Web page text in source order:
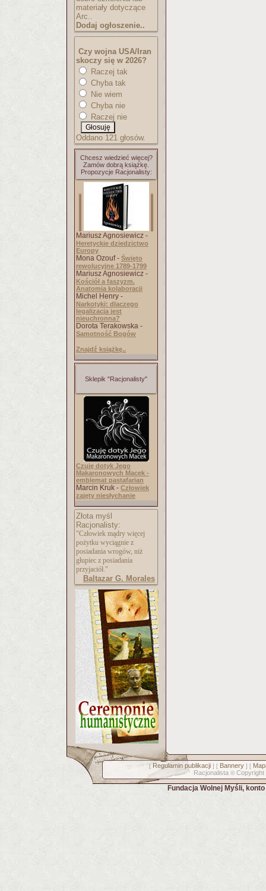
materiały dotyczące
Arc..
Dodaj ogłoszenie..
Czy wojna USA/Iran
skoczy się w 2026?
Raczej tak
Chyba tak
Nie wiem
Chyba nie
Raczej nie
Oddano 121 głosów.
Chcesz wiedzieć więcej?
Zamów dobrą książkę.
Propozycje Racjonalisty:
Mariusz Agnosiewicz -
Heretyckie dziedzictwo
Europy
Mona Ozouf - Święto
rewolucyjne 1789-1799
Mariusz Agnosiewicz -
Kościół a faszyzm.
Anatomia kolaboracji
Michel Henry -
Narkotyki: dlaczego
legalizacja jest
nieuchronna?
Dorota Terakowska -
Samotność Bogów
Znajdź książkę..
Sklepik "Racjonalisty"
Czuję dotyk Jego
Makaronowych Macek -
emblemat pastafarian
Marcin Kruk - Człowiek
zajęty niesłychanie
Złota myśl
Racjonalisty:
"Człowiek mądry więcej
pożytku wyciągnie z
posiadania wrogów, niż
głupiec z posiadania
przyjaciół."
Baltazar G. Morales
[ Regulamin publikacji] [ Bannery] [
Racjonalista © Copyright
Fundacja Wolnej Myśli,